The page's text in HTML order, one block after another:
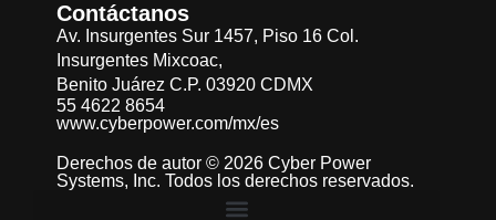
Contáctanos
Av. Insurgentes Sur 1457, Piso 16 Col.
Insurgentes Mixcoac,
Benito Juárez C.P. 03920 CDMX
55 4622 8654
www.cyberpower.com/mx/es
Derechos de autor © 2026 Cyber Power
Systems, Inc. Todos los derechos reservados.